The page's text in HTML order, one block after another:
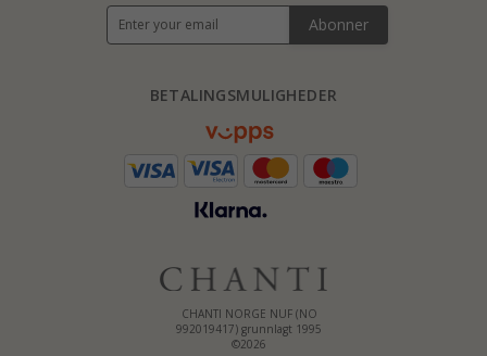
CHANTI NORGE NUF (NO
992019417) grunnlagt 1995
©2026
BETALINGSMULIGHEDER
Abonner